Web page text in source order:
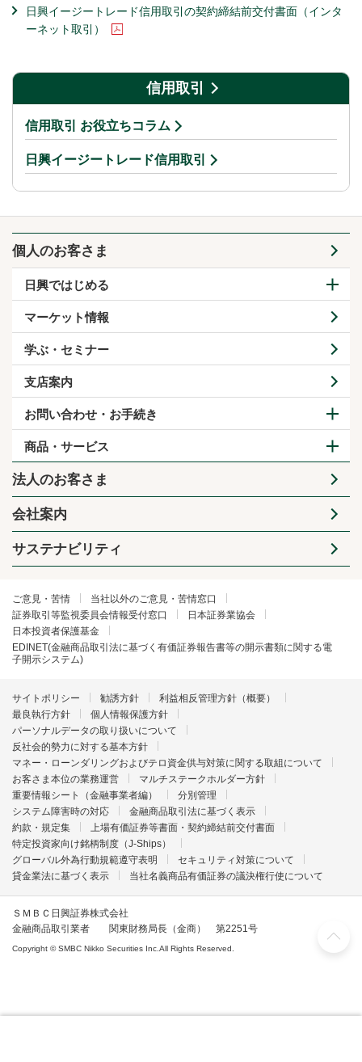
日興イージートレード信用取引の契約締結前交付書面（インタ
ーネット取引）
信用取引
信用取引 お役立ちコラム
日興イージートレード信用取引
個人のお客さま
日興ではじめる
マーケット情報
学ぶ・セミナー
支店案内
お問い合わせ・お手続き
商品・サービス
法人のお客さま
会社案内
サステナビリティ
ご意見・苦情
当社以外のご意見・苦情窓口
証券取引等監視委員会情報受付窓口
日本証券業協会
日本投資者保護基金
EDINET(金融商品取引法に基づく有価証券報告書等の開示書類に関する電
子開示システム)
サイトポリシー 勧誘方針
利益相反管理方針（概要）
最良執行方針
個人情報保護方針
パーソナルデータの取り扱いについて
反社会的勢力に対する基本方針
マネー・ローンダリングおよびテロ資金供与対策に関する取組について
お客さま本位の業務運営
マルチステークホルダー方針
重要情報シート（金融事業者編）
分別管理
システム障害時の対応
金融商品取引法に基づく表示
約款・規定集
上場有価証券等書面・契約締結前交付書面
特定投資家向け銘柄制度（J-Ships）
グローバル外為行動規範遵守表明
セキュリティ対策について
貸金業法に基づく表示
当社名義商品有価証券の議決権行使について
ＳＭＢＣ日興証券株式会社
金融商品取引業者 関東財務局長（金商） 第2251号
Copyright © SMBC Nikko Securities Inc.All Rights Reserved.